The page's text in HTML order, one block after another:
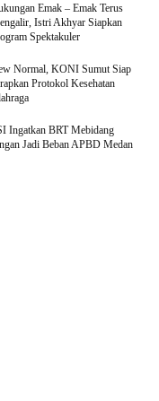
Emak – Emak Terus
Istri Akhyar Siapkan
Spektakuler
Normal, KONI Sumut Siap
Protokol Kesehatan
Ingatkan BRT Mebidang
Jadi Beban APBD Medan